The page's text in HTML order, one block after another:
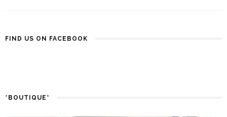
FIND US ON FACEBOOK
*BOUTIQUE*